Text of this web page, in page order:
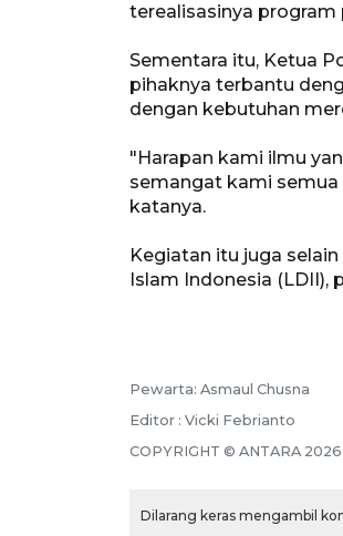
terealisasinya program
Sementara itu, Ketua
pihaknya terbantu
dengan kebutuhan
"Harapan kami ilmu
semangat kami
katanya.
Kegiatan itu juga
Islam Indonesia (LDII),
Pewarta: Asmaul Chusna
Editor : Vicki Febrianto
COPYRIGHT © ANTARA 2026
Dilarang keras mengambil